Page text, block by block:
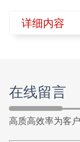
详细内容
在线留言
高质高效率为客